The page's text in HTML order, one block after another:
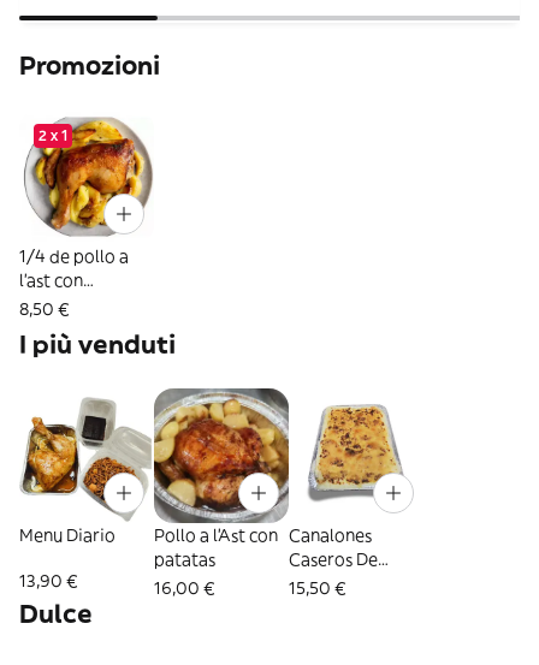
Promozioni
2 x 1
1/4 de pollo a
l'ast con
guarnición
(promoción 2X1)
8,50 €
I più venduti
Menu Diario
13,90 €
Pollo a l'Ast con
patatas
16,00 €
Canalones
Caseros De
Carne (6 Uds.)
15,50 €
Dulce